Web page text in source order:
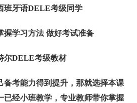
班牙语DELE考级同学
握学习方法 做好考试准备
尔DELE考级教材
备考能力得到提升，那就选择本课
已经小班教学，专业教师带你掌握